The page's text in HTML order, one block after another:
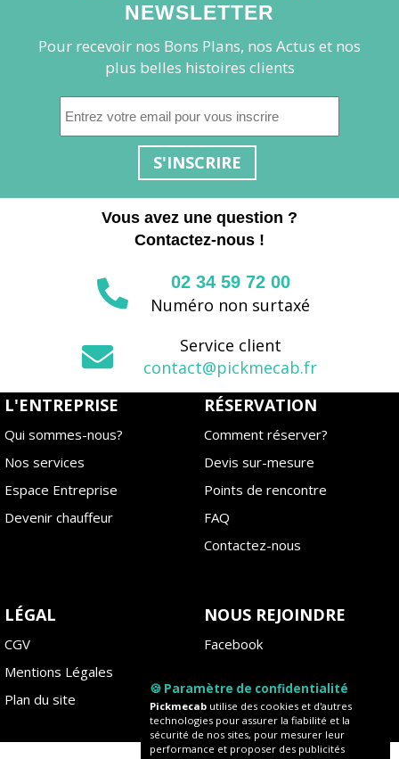
NEWSLETTER
Pour recevoir nos Bons Plans, nos Actus et nos
plus belles histoires clients
S'INSCRIRE
Vous avez une question ?
Contactez-nous !
02 34 59 72 00
Numéro non surtaxé
Service client
contact@pickmecab.fr
L'ENTREPRISE
Qui sommes-nous?
Nos services
Espace Entreprise
Devenir chauffeur
RÉSERVATION
Comment réserver?
Devis sur-mesure
Points de rencontre
FAQ
Contactez-nous
LÉGAL
CGV
Mentions Légales
Plan du site
NOUS REJOINDRE
Facebook
Blog
🍪 Paramètre de confidentialité
Pickmecab utilise des cookies et d'autres
technologies pour assurer la fiabilité et la
sécurité de nos sites, pour mesurer leur
performance et proposer des publicités